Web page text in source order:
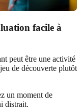
facile à
peut être une activité
de découverte plutôt
un moment de
distrait.